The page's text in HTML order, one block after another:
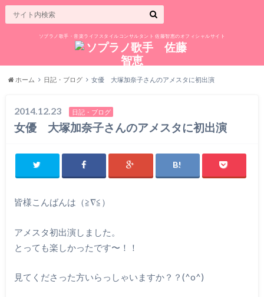
ソプラノ歌手・音楽ライフスタイルコンサルタント 佐藤智恵のオフィシャルサイト
ホーム 日記・ブログ 女優 大塚加奈子さんのアメスタに初出演
2014.12.23 日記・ブログ
女優 大塚加奈子さんのアメスタに初出演
皆様こんばんは（≧∇≦）
アメスタ初出演しました。
とっても楽しかったです〜！！
見てくださった方いらっしゃいますか？？(^o^)